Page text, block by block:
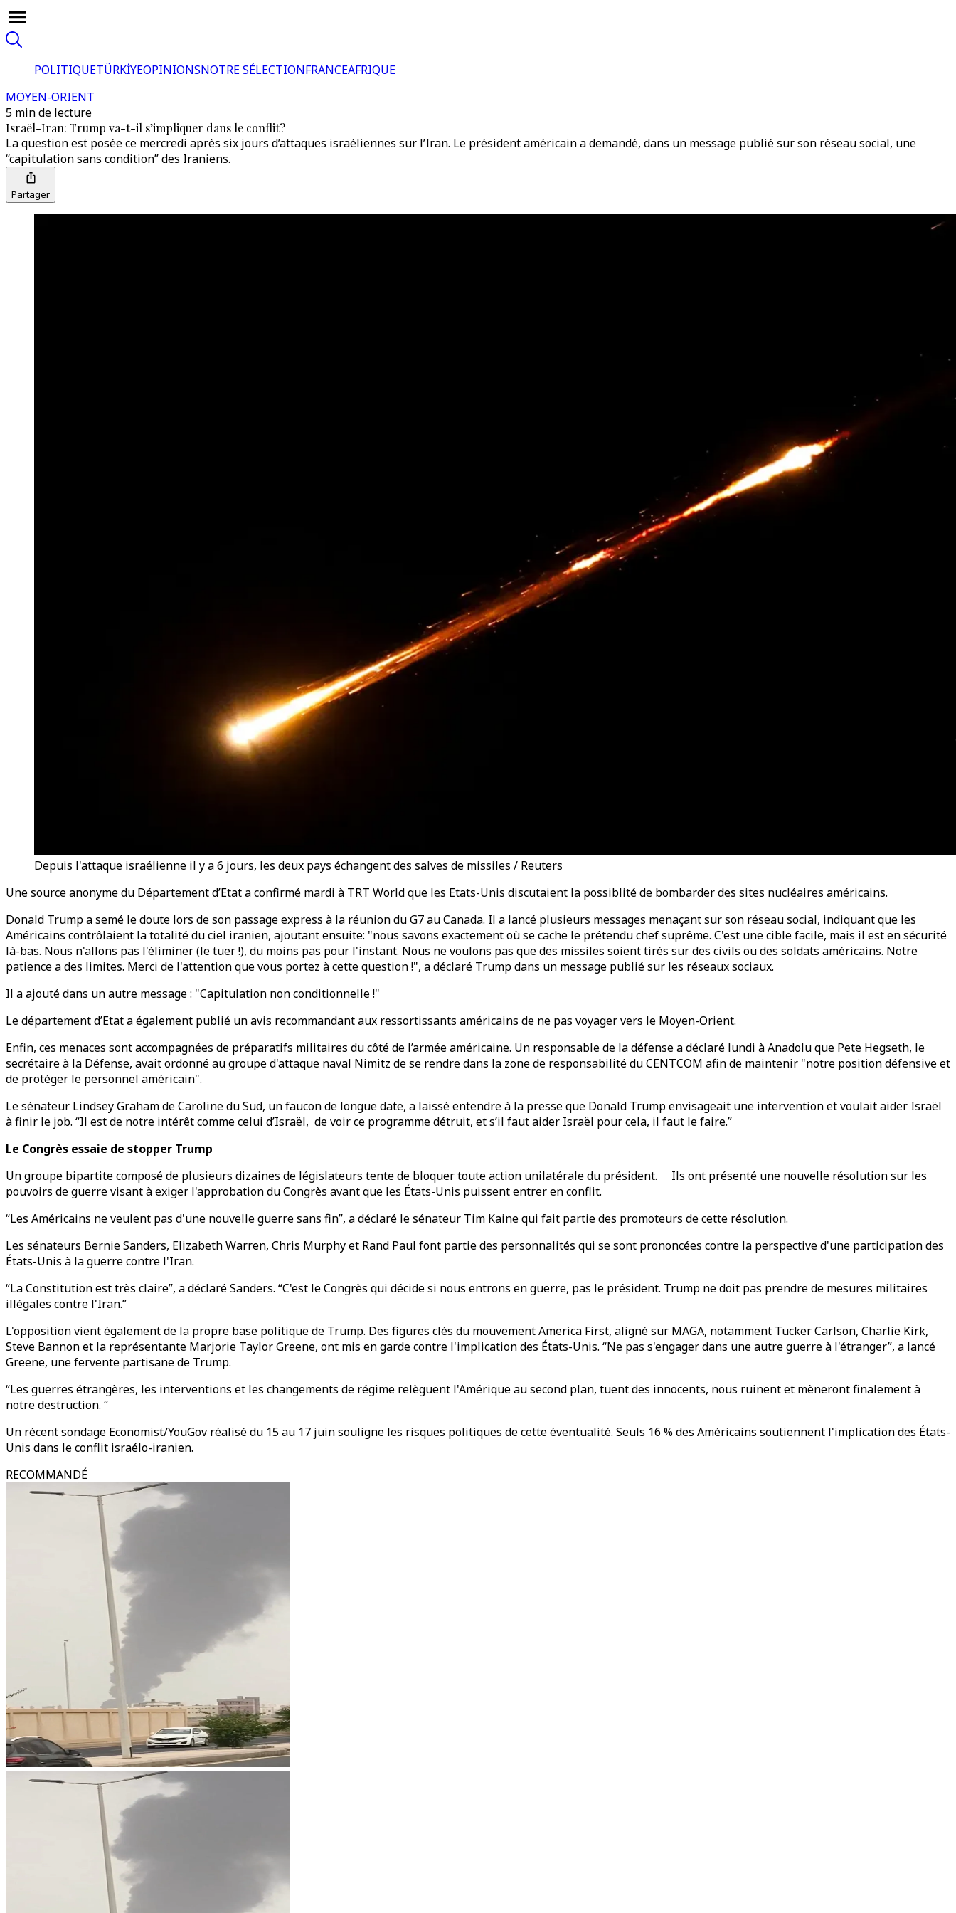
POLITIQUETÜRKİYEOPINIONSNOTRE SÉLECTIONFRANCEAFRIQUE
MOYEN-ORIENT
5 min de lecture
Israël-Iran: Trump va-t-il s’impliquer dans le conflit?
La question est posée ce mercredi après six jours d’attaques israéliennes sur l’Iran. Le président américain a demandé, dans un message publié sur son réseau social, une
“capitulation sans condition” des Iraniens.
Partager
Depuis l'attaque israélienne il y a 6 jours, les deux pays échangent des salves de missiles / Reuters
Une source anonyme du Département d’Etat a confirmé mardi à TRT World que les Etats-Unis discutaient la possiblité de bombarder des sites nucléaires américains. ​​
Donald Trump a semé le doute lors de son passage express à la réunion du G7 au Canada. Il a lancé plusieurs messages menaçant sur son réseau social, indiquant que les
Américains contrôlaient la totalité du ciel iranien, ajoutant ensuite: "nous savons exactement où se cache le prétendu chef suprême. C'est une cible facile, mais il est en sécurité
là-bas. Nous n'allons pas l'éliminer (le tuer !), du moins pas pour l'instant. Nous ne voulons pas que des missiles soient tirés sur des civils ou des soldats américains. Notre
patience a des limites. Merci de l'attention que vous portez à cette question !", a déclaré Trump dans un message publié sur les réseaux sociaux.
Il a ajouté dans un autre message : "Capitulation non conditionnelle !"
Le département d’Etat a également publié un avis recommandant aux ressortissants américains de ne pas voyager vers le Moyen-Orient.
Enfin, ces menaces sont accompagnées de préparatifs militaires du côté de l’armée américaine. Un responsable de la défense a déclaré lundi à Anadolu que Pete Hegseth, le
secrétaire à la Défense, avait ordonné au groupe d'attaque naval Nimitz de se rendre dans la zone de responsabilité du CENTCOM afin de maintenir "notre position défensive et
de protéger le personnel américain".
Le sénateur Lindsey Graham de Caroline du Sud, un faucon de longue date, a laissé entendre à la presse que Donald Trump envisageait une intervention et voulait aider Israël
à finir le job. “Il est de notre intérêt comme celui d’Israël, de voir ce programme détruit, et s’il faut aider Israël pour cela, il faut le faire.”
Le Congrès essaie de stopper Trump
Un groupe bipartite composé de plusieurs dizaines de législateurs tente de bloquer toute action unilatérale du président. Ils ont présenté une nouvelle résolution sur les
pouvoirs de guerre visant à exiger l'approbation du Congrès avant que les États-Unis puissent entrer en conflit.
“Les Américains ne veulent pas d'une nouvelle guerre sans fin”, a déclaré le sénateur Tim Kaine qui fait partie des promoteurs de cette résolution.
Les sénateurs Bernie Sanders, Elizabeth Warren, Chris Murphy et Rand Paul font partie des personnalités qui se sont prononcées contre la perspective d'une participation des
États-Unis à la guerre contre l'Iran.
“La Constitution est très claire”, a déclaré Sanders. “C'est le Congrès qui décide si nous entrons en guerre, pas le président. Trump ne doit pas prendre de mesures militaires
illégales contre l'Iran.”
L'opposition vient également de la propre base politique de Trump. Des figures clés du mouvement America First, aligné sur MAGA, notamment Tucker Carlson, Charlie Kirk,
Steve Bannon et la représentante Marjorie Taylor Greene, ont mis en garde contre l'implication des États-Unis. “Ne pas s'engager dans une autre guerre à l'étranger”, a lancé
Greene, une fervente partisane de Trump.
“Les guerres étrangères, les interventions et les changements de régime relèguent l'Amérique au second plan, tuent des innocents, nous ruinent et mèneront finalement à
notre destruction. “
Un récent sondage Economist/YouGov réalisé du 15 au 17 juin souligne les risques politiques de cette éventualité. Seuls 16 % des Américains soutiennent l'implication des États-
Unis dans le conflit israélo-iranien.
RECOMMANDÉ